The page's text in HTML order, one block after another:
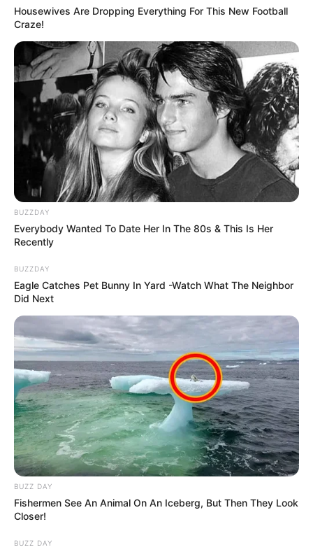
Housewives Are Dropping Everything For This New Football
Craze!
BUZZDAY
Everybody Wanted To Date Her In The 80s & This Is Her
Recently
BUZZDAY
Eagle Catches Pet Bunny In Yard -Watch What The Neighbor
Did Next
BUZZ DAY
Fishermen See An Animal On An Iceberg, But Then They Look
Closer!
BUZZ DAY